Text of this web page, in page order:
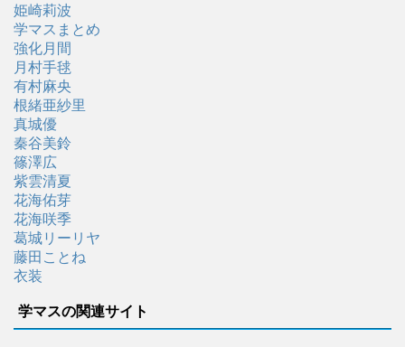
姫崎莉波
学マスまとめ
強化月間
月村手毬
有村麻央
根緒亜紗里
真城優
秦谷美鈴
篠澤広
紫雲清夏
花海佑芽
花海咲季
葛城リーリヤ
藤田ことね
衣装
学マスの関連サイト